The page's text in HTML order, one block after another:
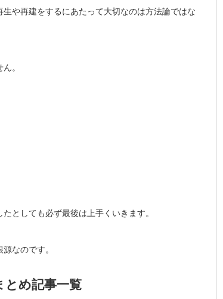
や再建をするにあたって大切なのは方法論ではな
。
としても必ず最後は上手くいきます。
なのです。
め記事一覧